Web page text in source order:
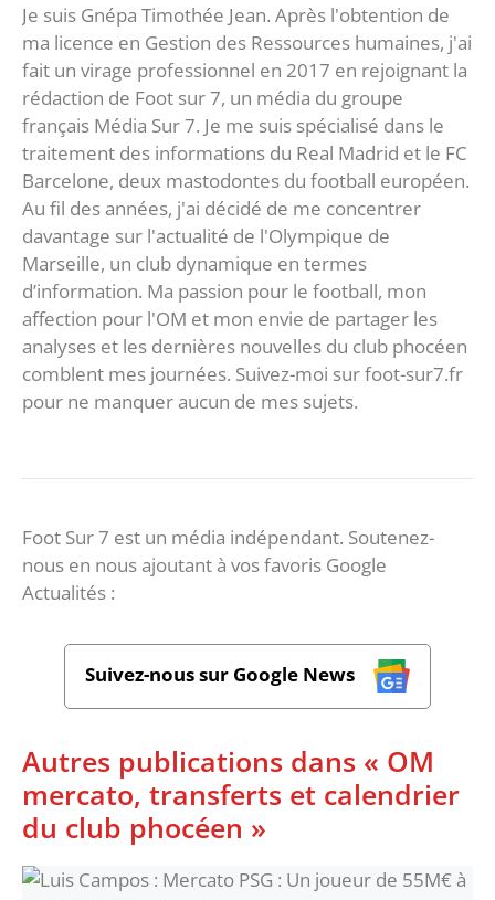
Je suis Gnépa Timothée Jean. Après l'obtention de
ma licence en Gestion des Ressources humaines, j'ai
fait un virage professionnel en 2017 en rejoignant la
rédaction de Foot sur 7, un média du groupe
français Média Sur 7. Je me suis spécialisé dans le
traitement des informations du Real Madrid et le FC
Barcelone, deux mastodontes du football européen.
Au fil des années, j'ai décidé de me concentrer
davantage sur l'actualité de l'Olympique de
Marseille, un club dynamique en termes
d’information. Ma passion pour le football, mon
affection pour l'OM et mon envie de partager les
analyses et les dernières nouvelles du club phocéen
comblent mes journées. Suivez-moi sur foot-sur7.fr
pour ne manquer aucun de mes sujets.
Foot Sur 7 est un média indépendant. Soutenez-
nous en nous ajoutant à vos favoris Google
Actualités :
Suivez-nous sur Google News
Autres publications dans « OM
mercato, transferts et calendrier
du club phocéen »